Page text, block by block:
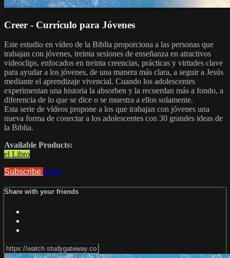
Creer - Currículo para Jóvenes
Este estudio en vídeo de la Biblia proporciona a las personas que
trabajan con jóvenes, treinta sesiones de enseñanza en atractivos
videoclips, enfocados en treinta creencias, prácticas y virtudes clave
para ayudar a los jóvenes, de una manera más clara, a seguir a Jesús
mediante el aprendizaje vivencial. Cuando los adolescentes
experimentan una historia la absorben y la recuerdan más a fondo, a
diferencia de lo que se dice o se muestra a ellos solamente.
Esta serie de vídeos propone a los que trabajan con jóvenes una
nueva forma de conectar a los adolescentes con 30 grandes ideas de
la Biblia.
Available Products:
el Libro
Subscribe Share
Share with your friends